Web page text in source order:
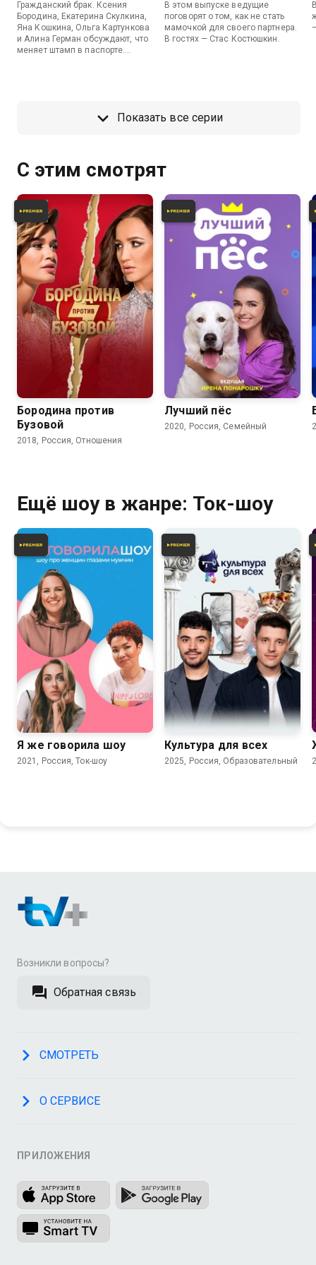
Гражданский брак. Ксения
Бородина, Екатерина Скулкина,
Яна Кошкина, Ольга Картункова
и Алина Герман обсуждают, что
меняет штамп в паспорте.
В этом выпуске ведущие
поговорят о том, как не стать
мамочкой для своего партнера.
В гостях — Стас Костюшкин.
Показать все серии
С этим смотрят
Бородина против
Бузовой
2018, Россия, Отношения
Лучший пёс
2020, Россия, Семейный
Ещё шоу в жанре: Ток-шоу
Я же говорила шоу
2021, Россия, Ток-шоу
Культура для всех
2025, Россия, Образовательный
Возникли вопросы?
Обратная связь
СМОТРЕТЬ
О СЕРВИСЕ
ПРИЛОЖЕНИЯ